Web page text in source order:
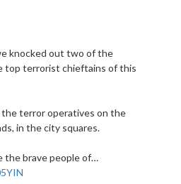
knocked out two of the
top terrorist chieftains of this
terror operatives on the
in the city squares.
the brave people of…